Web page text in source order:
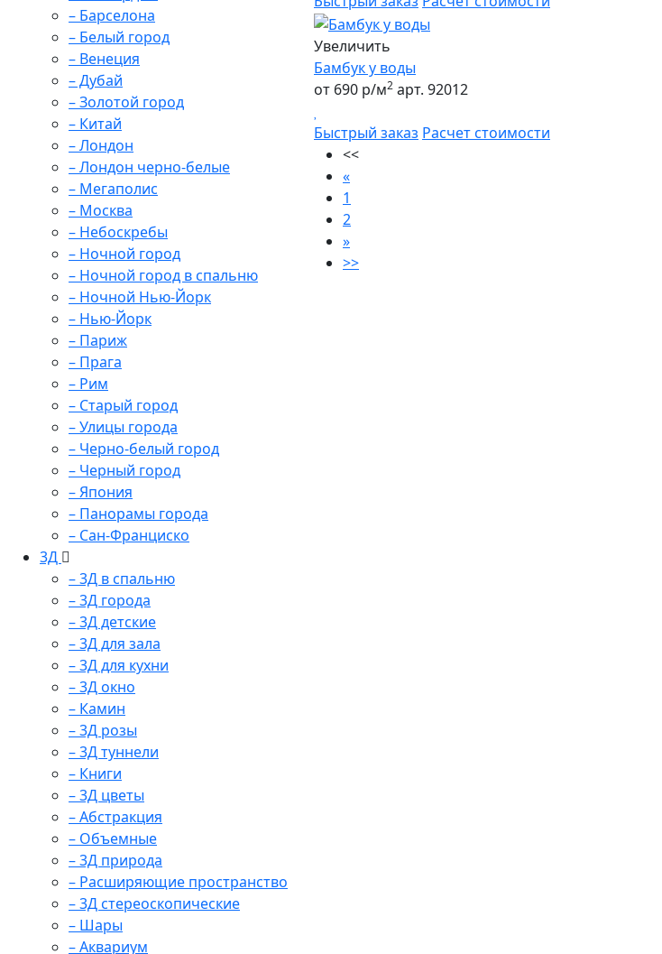
– Барселона
– Белый город
– Венеция
– Дубай
– Золотой город
– Китай
– Лондон
– Лондон черно-белые
– Мегаполис
– Москва
– Небоскребы
– Ночной город
– Ночной город в спальню
– Ночной Нью-Йорк
– Нью-Йорк
– Париж
– Прага
– Рим
– Старый город
– Улицы города
– Черно-белый город
– Черный город
– Япония
– Панорамы города
– Сан-Франциско
3Д
– 3Д в спальню
– 3Д города
– 3Д детские
– 3Д для зала
– 3Д для кухни
– 3Д окно
– Камин
– 3Д розы
– 3Д туннели
– Книги
– 3Д цветы
– Абстракция
– Объемные
– 3Д природа
– Расширяющие пространство
– 3Д стереоскопические
– Шары
– Аквариум
Увеличить
Бамбук у воды
от 690 р/м2 арт. 92012
Быстрый заказ Расчет стоимости
<<
«
1
2
»
>>